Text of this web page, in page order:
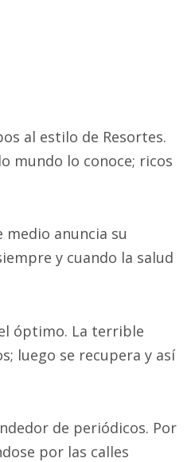
al estilo de Resortes.
mundo lo conoce; ricos
medio anuncia su
y cuando la salud
óptimo. La terrible
luego se recupera y así
de periódicos. Por
por las calles